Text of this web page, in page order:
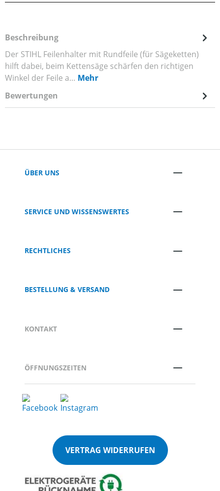
Beschreibung
Der STIHL Feilenhalter mit Rundfeile (für Sägeketten)
hilft dabei, beim Kettensäge schärfen den richtigen
Winkel der Feile a… Mehr
Bewertungen
ÜBER UNS
SERVICE UND WISSENSWERTES
RECHTLICHES
BESTELLUNG & VERSAND
KONTAKT
ÖFFNUNGSZEITEN
VERTRAG WIDERRUFEN